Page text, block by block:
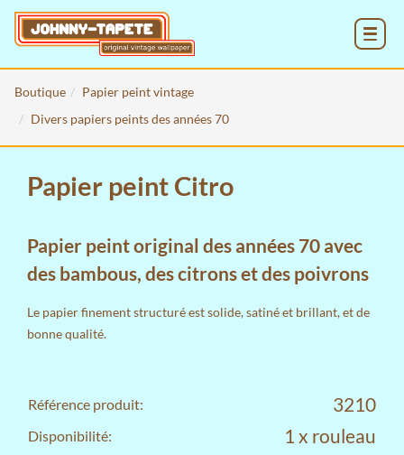
Boutique
Papier peint vintage
Divers papiers peints des années 70
Papier peint Citro
Papier peint original des années 70 avec
des bambous, des citrons et des poivrons
Le papier finement structuré est solide, satiné et brillant, et de
bonne qualité.
Référence produit: 3210
Disponibilité: 1 x rouleau